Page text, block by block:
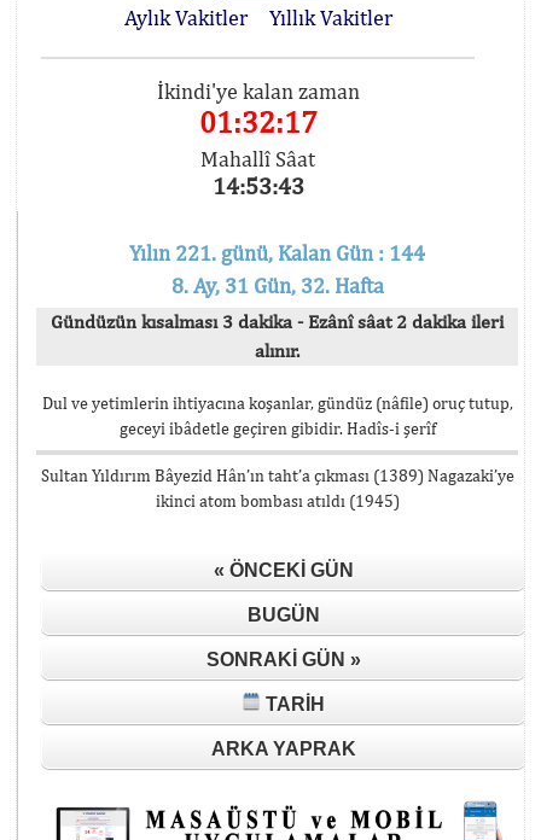
Aylık Vakitler
Yıllık Vakitler
İkindi'ye kalan zaman
01:32:17
Mahallî Sâat
14:53:43
Yılın 221. günü, Kalan Gün : 144
8. Ay, 31 Gün, 32. Hafta
Gündüzün kısalması 3 dakika - Ezânî sâat 2 dakika ileri
alınır.
Dul ve yetimlerin ihtiyacına koşanlar, gündüz (nâfile) oruç tutup,
geceyi ibâdetle geçiren gibidir. Hadîs-i şerîf
Sultan Yıldırım Bâyezid Hân’ın taht’a çıkması (1389) Nagazaki’ye
ikinci atom bombası atıldı (1945)
« ÖNCEKI GÜN
BUGÜN
SONRAKI GÜN »
TARIH
ARKA YAPRAK